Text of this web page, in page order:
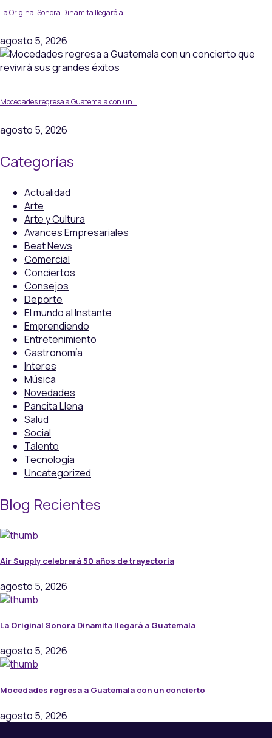
La Original Sonora Dinamita llegará a…
agosto 5, 2026
Mocedades regresa a Guatemala con un…
agosto 5, 2026
Categorías
Actualidad
Arte
Arte y Cultura
Avances Empresariales
Beat News
Comercial
Conciertos
Consejos
Deporte
El mundo al Instante
Emprendiendo
Entretenimiento
Gastronomía
Interes
Música
Novedades
Pancita Llena
Salud
Social
Talento
Tecnología
Uncategorized
Blog Recientes
Air Supply celebrará 50 años de trayectoria
agosto 5, 2026
La Original Sonora Dinamita llegará a Guatemala
agosto 5, 2026
Mocedades regresa a Guatemala con un concierto
agosto 5, 2026